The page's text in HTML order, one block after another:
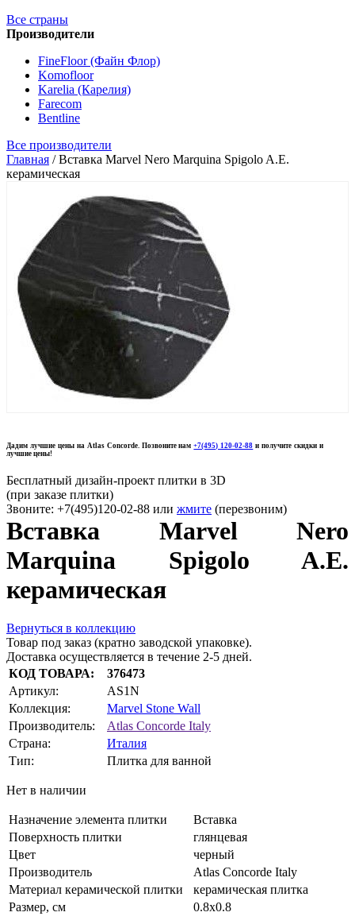
Все страны
Производители
FineFloor (Файн Флор)
Komofloor
Karelia (Карелия)
Farecom
Bentline
Все производители
Главная /Вставка Marvel Nero Marquina Spigolo A.E.
керамическая
Дадим лучшие цены на Atlas Concorde. Позвоните нам+7(495) 120-02-88 и получите скидки и
лучшие цены!
Бесплатный дизайн-проект плитки в 3D
(при заказе плитки)
Звоните: +7(495)120-02-88 или жмите (перезвоним)
Вставка Marvel Nero
Marquina Spigolo A.E.
керамическая
Вернуться в коллекцию
Товар под заказ (кратно заводской упаковке).
Доставка осуществляется в течение 2-5 дней.
КОД ТОВАРА:
376473
Артикул:
AS1N
Коллекция:
Marvel Stone Wall
Производитель:
Atlas Concorde Italy
Страна:
Италия
Тип:
Плитка для ванной
Нет в наличии
Назначение элемента плитки
Вставка
Поверхность плитки
глянцевая
Цвет
черный
Производитель
Atlas Concorde Italy
Материал керамической плитки
керамическая плитка
Размер, см
0.8х0.8